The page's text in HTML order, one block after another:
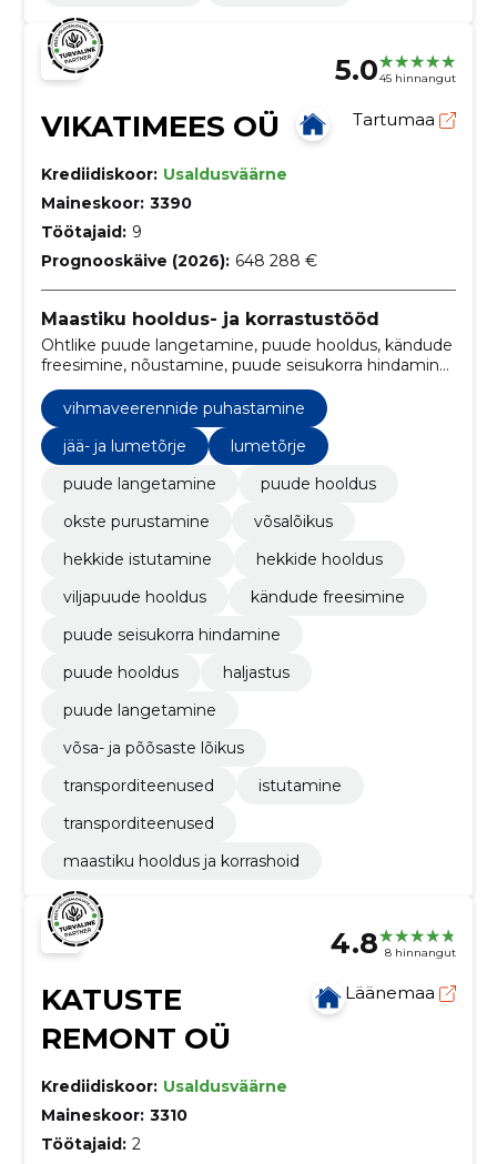
5.045 hinnangut
VIKATIMEES OÜ Tartumaa
Krediidiskoor: Usaldusväärne
Maineskoor: 3390
Töötajaid: 9
Prognooskäive (2026): 648 288 €
Maastiku hooldus- ja korrastustööd
Ohtlike puude langetamine, puude hooldus, kändude
freesimine, nõustamine, puude seisukorra hindamine,
hekkide rajamine, hekkide noorendamine, raiejääkide
äravedu, okste tagasilõikus, puude istutamine,
linnupesade eemaldamine, abi raielubade taotlemisel.
vihmaveerennide puhastamine
jää- ja lumetõrje
lumetõrje
puude langetamine
puude hooldus
okste purustamine
võsalõikus
hekkide istutamine
hekkide hooldus
viljapuude hooldus
kändude freesimine
puude seisukorra hindamine
puude hooldus
haljastus
puude langetamine
võsa- ja põõsaste lõikus
transporditeenused
istutamine
transporditeenused
maastiku hooldus ja korrashoid
4.8 8 hinnangut
KATUSTE
REMONT OÜ
Läänemaa
Krediidiskoor: Usaldusväärne
Maineskoor: 3310
Töötajaid: 2